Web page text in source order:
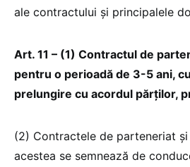
ale contractului şi principalele
Art. 11 – (1) Contractul de
pentru o perioadă de 3-5 ani,
prelungire cu acordul părţilor,
(2) Contractele de parteneriat
acestea se semnează de